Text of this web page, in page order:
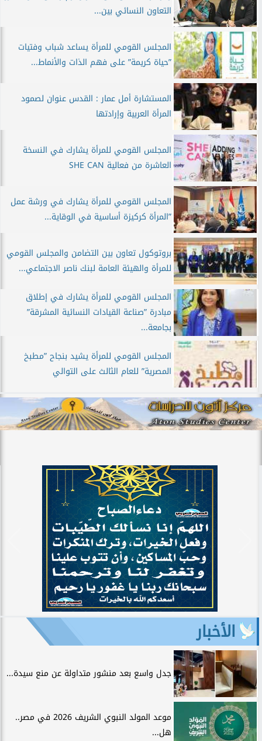
التعاون النسائي بين...
المجلس القومي للمرأة يساعد شباب وفتيات
”حياة كريمة” على فهم الذات والأنماط...
المستشارة أمل عمار : القدس عنوان لصمود
المرأة العربية وإرادتها
المجلس القومي للمرأة يشارك في النسخة
العاشرة من فعالية SHE CAN
المجلس القومي للمرأة يشارك في ورشة عمل
”المرأة كركيزة أساسية في الوقاية...
بروتوكول تعاون بين التضامن والمجلس القومي
للمرأة والهيئة العامة لبنك ناصر الاجتماعي...
المجلس القومي للمرأة يشارك في إطلاق
مبادرة ”صناعة القيادات النسائية المشرقة”
بجامعة...
المجلس القومي للمرأة يشيد بنجاح ”مطبخ
المصرية” للعام الثالث على التوالي
الأخبار
جدل واسع بعد منشور متداولة عن منع سيدة...
موعد المولد النبوي الشريف 2026 في مصر..
هل...